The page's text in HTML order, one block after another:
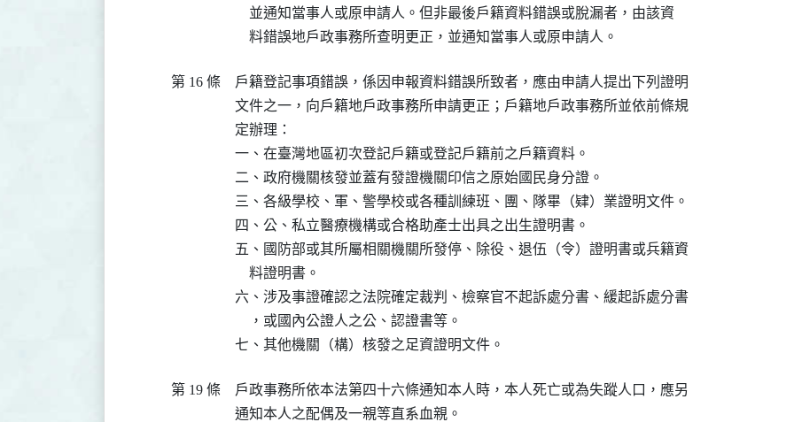
    並通知當事人或原申請人。但非最後戶籍資料錯誤或脫漏者，由該資
    料錯誤地戶政事務所查明更正，並通知當事人或原申請人。
第 16 條
戶籍登記事項錯誤，係因申報資料錯誤所致者，應由申請人提出下列證明
文件之一，向戶籍地戶政事務所申請更正；戶籍地戶政事務所並依前條規
定辦理：
一、在臺灣地區初次登記戶籍或登記戶籍前之戶籍資料。
二、政府機關核發並蓋有發證機關印信之原始國民身分證。
三、各級學校、軍、警學校或各種訓練班、團、隊畢（肄）業證明文件。
四、公、私立醫療機構或合格助產士出具之出生證明書。
五、國防部或其所屬相關機關所發停、除役、退伍（令）證明書或兵籍資
    料證明書。
六、涉及事證確認之法院確定裁判、檢察官不起訴處分書、緩起訴處分書
    ，或國內公證人之公、認證書等。
七、其他機關（構）核發之足資證明文件。
第 19 條
戶政事務所依本法第四十六條通知本人時，本人死亡或為失蹤人口，應另
通知本人之配偶及一親等直系血親。